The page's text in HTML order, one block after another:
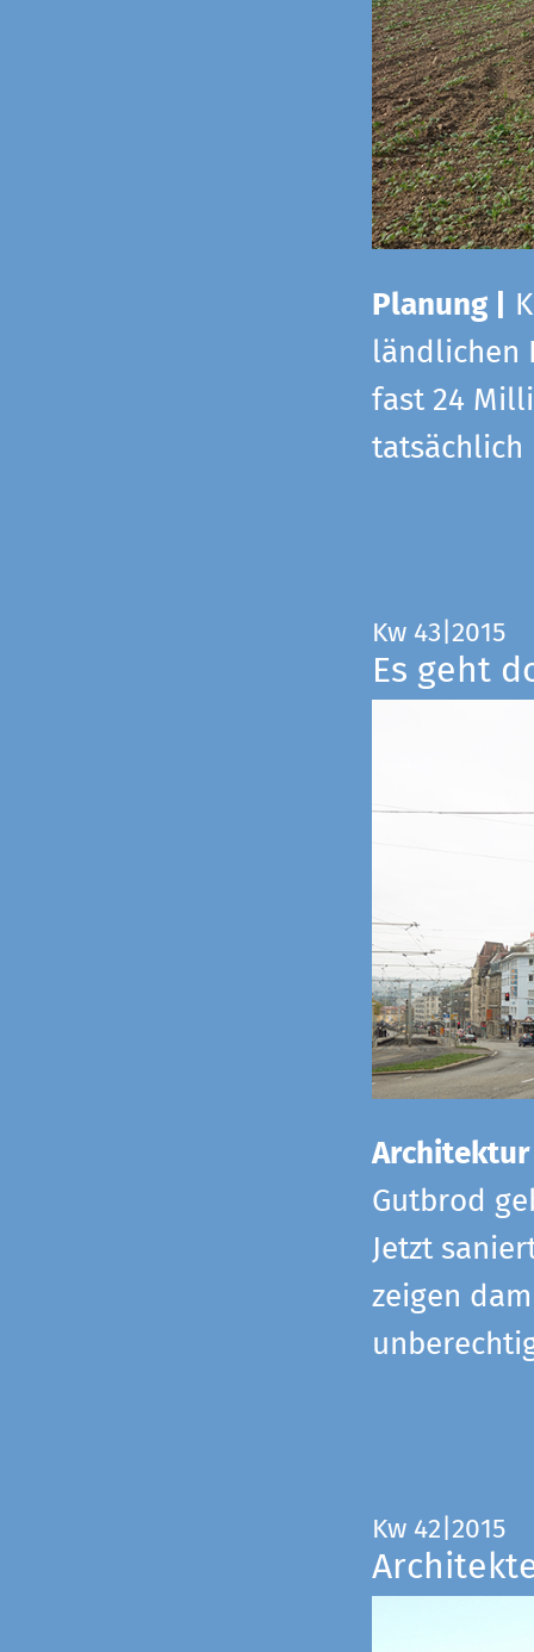
Planung |
ländlichen
fast 24
tatsächlich
Kw 43|2015
Es geht
Gutbrod
Jetzt
zeigen
Kw 42|2015